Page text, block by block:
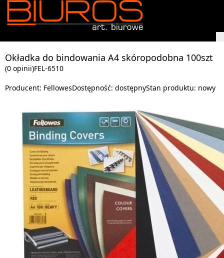
Okładka do bindowania A4 skóropodobna 100szt
(0 opinii)FEL-6510
Producent: FellowesDostępność: dostępnyStan produktu: nowy